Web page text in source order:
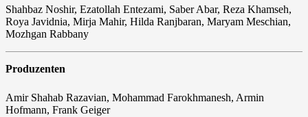
Shahbaz Noshir, Ezatollah Entezami, Saber Abar, Reza Khamseh,
Roya Javidnia, Mirja Mahir, Hilda Ranjbaran, Maryam Meschian,
Mozhgan Rabbany
Produzenten
Amir Shahab Razavian, Mohammad Farokhmanesh, Armin
Hofmann, Frank Geiger